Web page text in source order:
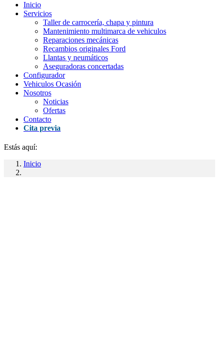
Inicio
Servicios
Taller de carrocería, chapa y pintura
Mantenimiento multimarca de vehiculos
Reparaciones mecánicas
Recambios originales Ford
Llantas y neumáticos
Aseguradoras concertadas
Configurador
Vehiculos Ocasión
Nosotros
Noticias
Ofertas
Contacto
Cita previa
Estás aquí:
Inicio